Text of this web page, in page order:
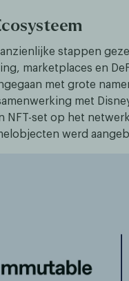
stappen
marketplaces en
met grote
met
NFT-set op het
werd